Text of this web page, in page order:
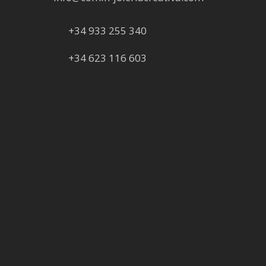
+34 933 255 340
+34 623 116 603